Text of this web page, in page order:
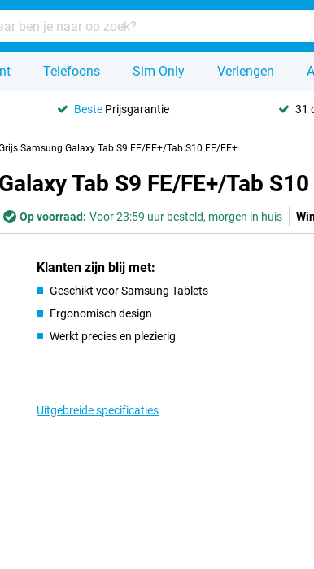
Telefoons Sim Only Verlengen
Beste Prijsgarantie 31
Samsung Galaxy Tab S9 FE/FE+/Tab S10 FE/FE+
Tab S9 FE/FE+/Tab S10
Op voorraad: Voor 23:59 uur besteld, morgen in huis
Klanten zijn blij met:
Geschikt voor Samsung Tablets
Ergonomisch design
Werkt precies en plezierig
Uitgebreide specificaties